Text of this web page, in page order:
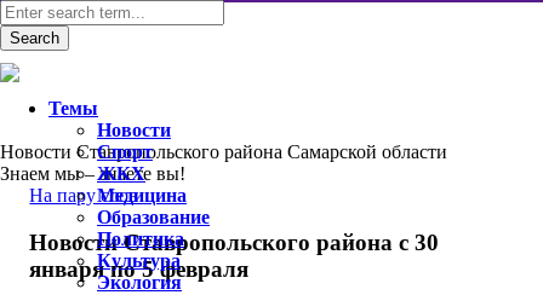
Новости Ставропольского района Самарской области
Знаем мы – знаете вы!
На пару слов
Новости Ставропольского района с 30
января по 5 февраля
Темы
Новости
Спорт
ЖКХ
Медицина
Образование
Политика
Культура
Экология